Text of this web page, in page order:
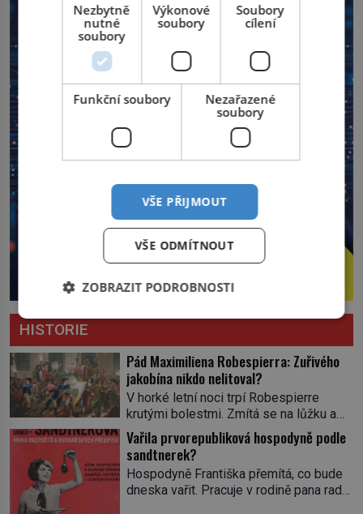
HISTORIE
Pád Maximiliena Robespierra: Zuřivého
jakobína nikdo nelitoval?
V horké letní noci trpí Robespierre
krutými bolestmi. Zmítá se na lůžku a
hlavou mu víří kolotoč myšlenek. Když
se probere z mdlob, vzpomene si na
jednu z pařížských jasnovidek, kterou
před lety navštívil. Prorokovala mu
tragický osud. Tehdy se jí vysmál.
Vařila prvorepubliková hospodyně podle
sandtnerek?
Hospodyně Františka přemítá, co bude
dneska vařit. Pracuje v rodině pana rady
Nezbytně
nutné
soubory
Výkonové
soubory
Soubory
cílení
Funkční soubory
Nezařazené
soubory
VŠE PŘIJMOUT
VŠE ODMÍTNOUT
ZOBRAZIT PODROBNOSTI